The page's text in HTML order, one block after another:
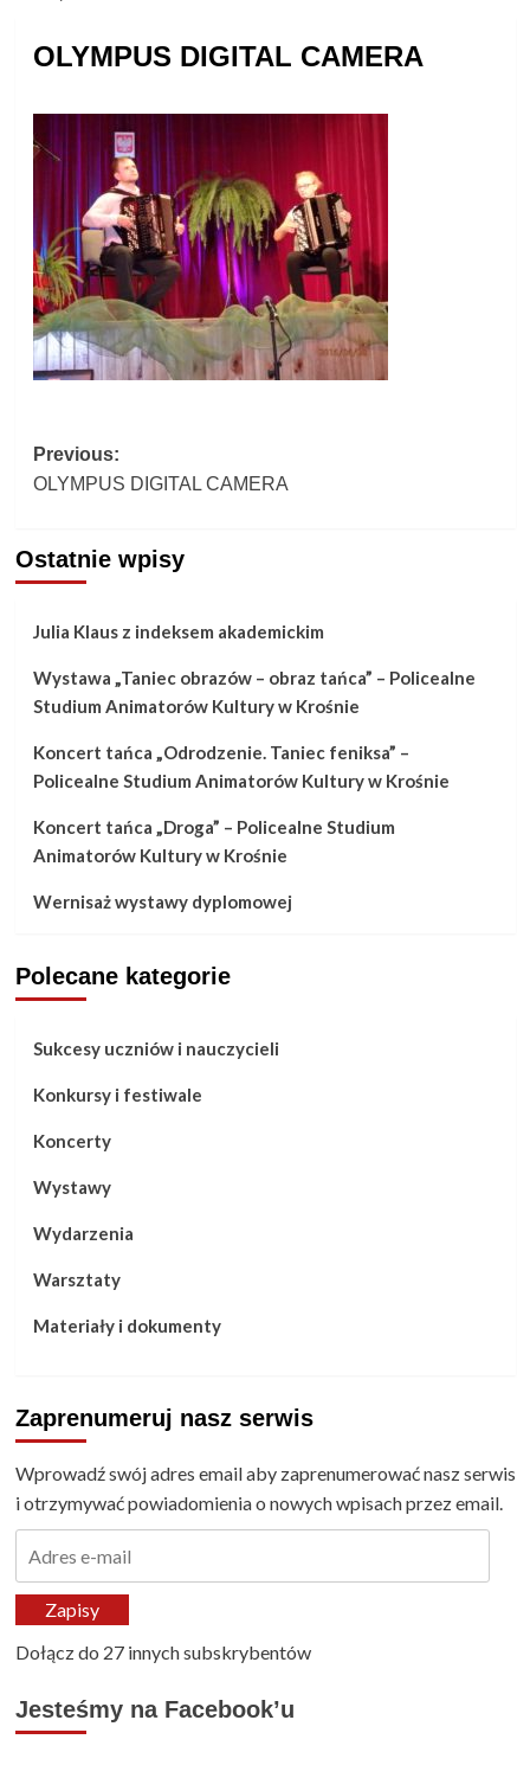
OLYMPUS DIGITAL CAMERA
Post
navigation
Previous:
OLYMPUS DIGITAL CAMERA
Ostatnie wpisy
Julia Klaus z indeksem akademickim
Wystawa „Taniec obrazów – obraz tańca” – Policealne
Studium Animatorów Kultury w Krośnie
Koncert tańca „Odrodzenie. Taniec feniksa” –
Policealne Studium Animatorów Kultury w Krośnie
Koncert tańca „Droga” – Policealne Studium
Animatorów Kultury w Krośnie
Wernisaż wystawy dyplomowej
Polecane kategorie
Sukcesy uczniów i nauczycieli
Konkursy i festiwale
Koncerty
Wystawy
Wydarzenia
Warsztaty
Materiały i dokumenty
Zaprenumeruj nasz serwis
Wprowadź swój adres email aby zaprenumerować nasz serwis
i otrzymywać powiadomienia o nowych wpisach przez email.
mailZapisy
Dołącz do 27 innych subskrybentów
Jesteśmy na Facebook’u